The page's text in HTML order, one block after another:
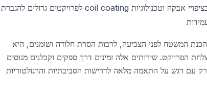
שימוש בציפויי אבקה וטכנולוגיות coil coating לפרויקטים גדולים להגברת
המשטח לפני הצביעה, לרבות הסרת חלודה ושומנים, היא
הפרויקט. שירותים אלה זמינים דרך ספקים וקבלנים מנוסים
עם דגש על התאמה מלאה לדרישות הסביבתיות והרגולטוריות